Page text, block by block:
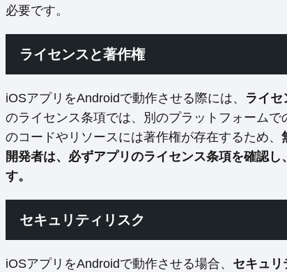
必要です。
ライセンスと著作権
iOSアプリをAndroidで動作させる際には、 ライセ
のライセンス条項では、別のプラットフォーム
のコードやリソースには著作権が存在するため、
開発者は、必ずアプリのライセンス条項を確認
す。
セキュリティリスク
iOSアプリをAndroidで動作させる場合、 セキュリ